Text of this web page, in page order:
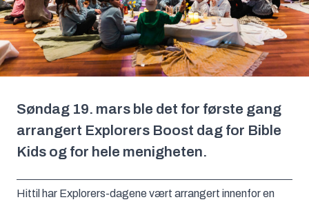
Søndag 19. mars ble det for første gang
arrangert Explorers Boost dag for Bible
Kids og for hele menigheten.
Hittil har Explorers-dagene vært arrangert innenfor en